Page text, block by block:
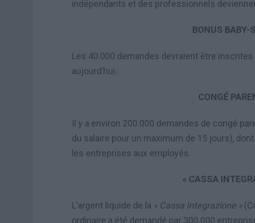
indépendants et des professionnels
BONUS BABY-
Les 40.000 demandes devraient être
aujourd’hui.
CONGÉ
Il y a environ 200.000 demandes de congé
du salaire pour un maximum de 15 jours),
les entreprises aux employés.
« CASSA
L’argent liquide de la « Cassa Integrazione »
ordinaire a été demandé par 300.000